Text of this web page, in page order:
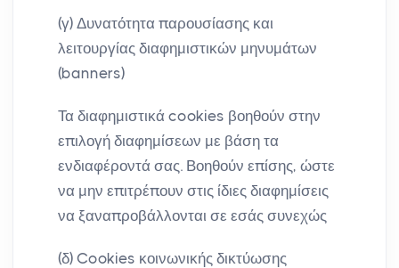
(γ) Δυνατότητα παρουσίασης και
λειτουργίας διαφημιστικών μηνυμάτων
(banners)
Τα διαφημιστικά cookies βοηθούν στην
επιλογή διαφημίσεων με βάση τα
ενδιαφέροντά σας. Βοηθούν επίσης, ώστε
να μην επιτρέπουν στις ίδιες διαφημίσεις
να ξαναπροβάλλονται σε εσάς συνεχώς
(δ) Cookies κοινωνικής δικτύωσης